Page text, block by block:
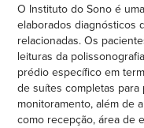
O Instituto do Sono é
elaborados diagnósticos
relacionadas. Os
leituras da
prédio específico em
de suítes completas
monitoramento, além de
como recepção, área de